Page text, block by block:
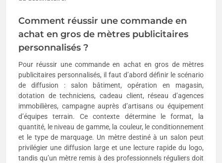
Comment réussir une commande en
achat en gros de mètres publicitaires
personnalisés ?
Pour réussir une commande en achat en gros de mètres
publicitaires personnalisés, il faut d’abord définir le scénario
de diffusion : salon bâtiment, opération en magasin,
dotation de techniciens, cadeau client, réseau d’agences
immobilières, campagne auprès d’artisans ou équipement
d’équipes terrain. Ce contexte détermine le format, la
quantité, le niveau de gamme, la couleur, le conditionnement
et le type de marquage. Un mètre destiné à un salon peut
privilégier une diffusion large et une lecture rapide du logo,
tandis qu’un mètre remis à des professionnels réguliers doit